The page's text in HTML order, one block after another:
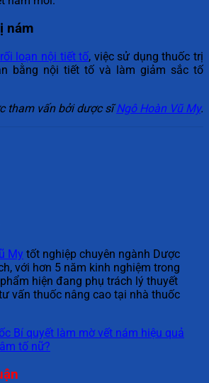
nám
rối loạn nội tiết tố, việc sử dụng thuốc trị
bằng nội tiết tố và làm giảm sắc tố
tham vấn bởi dược sĩNgô Hoàn Vũ My.
My tốt nghiệp chuyên ngành Dược
với hơn 5 năm kinh nghiệm trong
hiện đang phụ trách lý thuyết
vấn thuốc nâng cao tại nhà thuốc
Bí quyết làm mờ vết nám hiệu quả
tố nữ?